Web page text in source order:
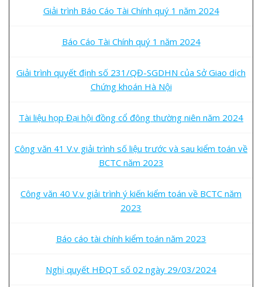
Giải trình Báo Cáo Tài Chính quý 1 năm 2024
Báo Cáo Tài Chính quý 1 năm 2024
Giải trình quyết định số 231/QĐ-SGDHN của Sở Giao dịch
Chứng khoán Hà Nội
Tài liệu họp Đại hội đồng cổ đông thường niên năm 2024
Công văn 41 V.v giải trình số liệu trước và sau kiểm toán về
BCTC năm 2023
Công văn 40 V.v giải trình ý kiến kiểm toán về BCTC năm
2023
Báo cáo tài chính kiểm toán năm 2023
Nghị quyết HĐQT số 02 ngày 29/03/2024